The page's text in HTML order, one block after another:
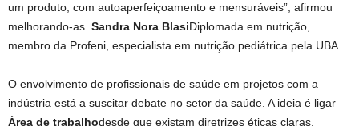
um produto, com autoaperfeiçoamento e mensuráveis”, afirmou
melhorando-as. Sandra Nora BlasiDiplomada em nutrição,
membro da Profeni, especialista em nutrição pediátrica pela UBA.
O envolvimento de profissionais de saúde em projetos com a
indústria está a suscitar debate no setor da saúde. A ideia é ligar
Área de trabalhodesde que existam diretrizes éticas claras,